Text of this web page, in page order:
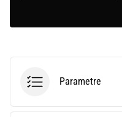
Parametre